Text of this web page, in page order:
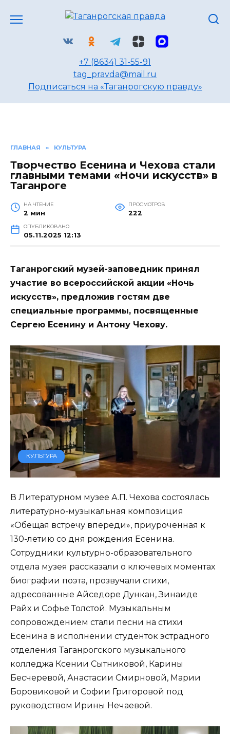
+7 (8634) 31-55-91
tag_pravda@mail.ru
Подписаться на «Таганрогскую правду»
ГЛАВНАЯ » КУЛЬТУРА
Творчество Есенина и Чехова стали
главными темами «Ночи искусств» в
Таганроге
НА ЧТЕНИЕ
2 мин
ПРОСМОТРОВ
222
ОПУБЛИКОВАНО
05.11.2025 12:13
Таганрогский музей-заповедник принял
участие во всероссийской акции «Ночь
искусств», предложив гостям две
специальные программы, посвященные
Сергею Есенину и Антону Чехову.
КУЛЬТУРА
В Литературном музее А.П. Чехова состоялась
литературно-музыкальная композиция
«Обещая встречу впереди», приуроченная к
130-летию со дня рождения Есенина.
Сотрудники культурно-образовательного
отдела музея рассказали о ключевых моментах
биографии поэта, прозвучали стихи,
адресованные Айседоре Дункан, Зинаиде
Райх и Софье Толстой. Музыкальным
сопровождением стали песни на стихи
Есенина в исполнении студенток эстрадного
отделения Таганрогского музыкального
колледжа Ксении Сытниковой, Карины
Бесчеревой, Анастасии Смирновой, Марии
Боровиковой и Софии Григоровой под
руководством Ирины Нечаевой.